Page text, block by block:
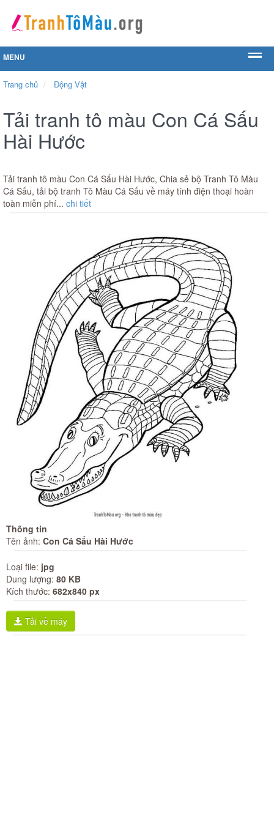
MENU
Trang chủ Động Vật
Tải tranh tô màu Con Cá Sấu
Hài Hước
Tải tranh tô màu Con Cá Sấu Hài Hước, Chia sẻ bộ Tranh Tô Màu
Cá Sấu, tải bộ tranh Tô Màu Cá Sấu về máy tính điện thoại hoàn
toàn miễn phí... chi tiết
Thông tin
Tên ảnh: Con Cá Sấu Hài Hước
Loại file: jpg
Dung lượng: 80 KB
Kích thước: 682x840 px
Tải về máy